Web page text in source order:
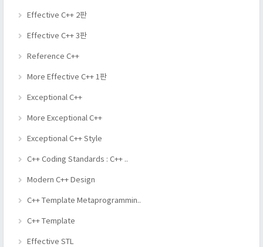
Effective C++ 2판
Effective C++ 3판
Reference C++
More Effective C++ 1판
Exceptional C++
More Exceptional C++
Exceptional C++ Style
C++ Coding Standards : C++ ..
Modern C++ Design
C++ Template Metaprogrammin..
C++ Template
Effective STL